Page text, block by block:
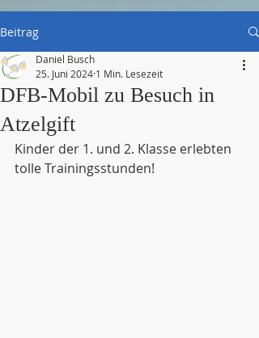
Beitrag
DFB-Mobil zu Besuch in
Atzelgift
Daniel Busch
25. Juni 2024 1 Min. Lesezeit
Kinder der 1. und 2. Klasse erlebten
tolle Trainingsstunden!